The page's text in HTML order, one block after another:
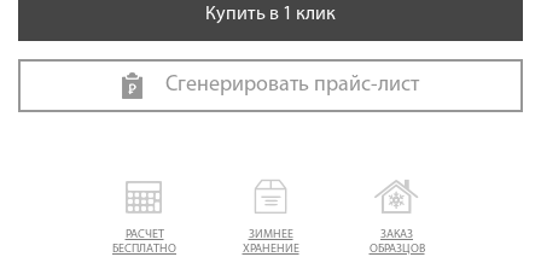
РАСЧЕТ
БЕСПЛАТНО
ЗИМНЕЕ
ХРАНЕНИЕ
ЗАКАЗ
ОБРАЗЦОВ
Купить в 1 клик
Сгенерировать прайс-лист